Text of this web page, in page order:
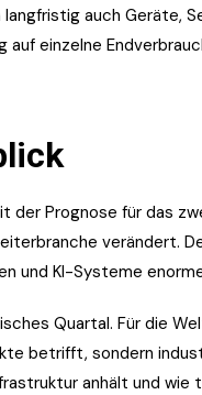
auch Geräte,
auf einzelne
der Prognose für das
verändert.
und KI-Systeme
Quartal. Für die
betrifft, sondern
anhält und